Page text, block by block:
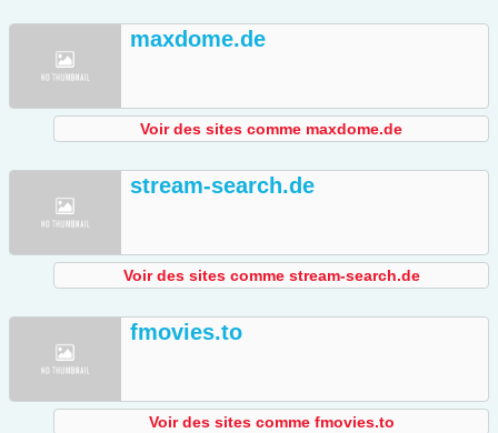
maxdome.de
Voir des sites comme maxdome.de
stream-search.de
Voir des sites comme stream-search.de
fmovies.to
Voir des sites comme fmovies.to